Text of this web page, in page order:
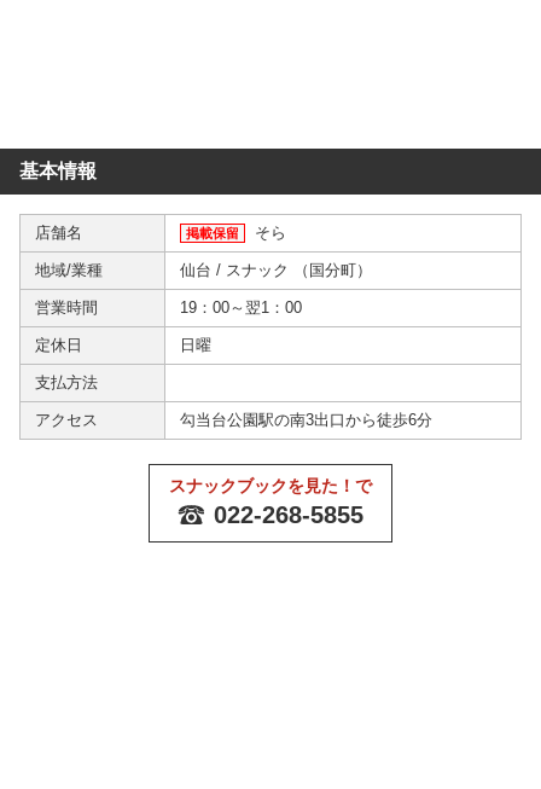
基本情報
店舗名 掲載保留 そら
地域/業種 仙台 / スナック （ 国分町）
営業時間 19：00～翌1：00
定休日 日曜
支払方法
アクセス 勾当台公園駅の南3出口から徒歩6分
スナックブックを見た！で
022-268-5855